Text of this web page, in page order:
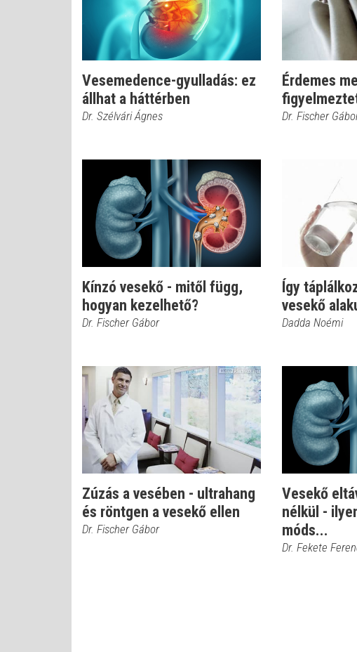
Vesemedence-gyulladás: ez
állhat a háttérben
Dr. Szélvári Ágnes
Érdemes
Dr. Fischer
Kínzó vesekő - mitől függ,
hogyan kezelhető?
Dr. Fischer Gábor
Így
vesekő
Dadda Noémi
Zúzás a vesében - ultrahang
és röntgen a vesekő ellen
Dr. Fischer Gábor
Vesekő
nélkül -
móds...
Dr. Fekete